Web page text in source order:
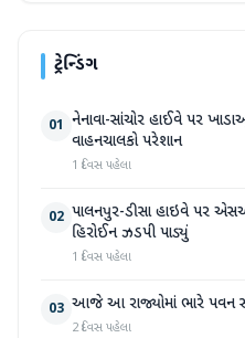
ટ્રેન્ડિંગ
01 નેનાવા-સાંચોર હાઈવે પર
વાહનચાલકો પરેશાન
1 દિવસ પહેલા
02 પાલનપુર-ડીસા હાઇવે પર
હિરોઈન ઝડપી પાડ્યું
1 દિવસ પહેલા
03 આજે આ રાજ્યોમાં ભારે પવન
2 દિવસ પહેલા